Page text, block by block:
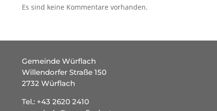
Es sind keine Kommentare vorhanden.
Gemeinde Würflach
Willendorfer Straße 150
2732 Würflach
Tel.: +43 2620 2410